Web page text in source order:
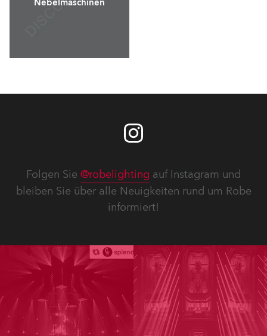
Folgen Sie @robelighting auf Instagram und
bleiben Sie über alle Neuigkeiten rund um Robe
informiert!